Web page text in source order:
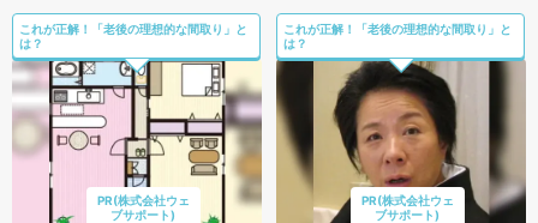
これが正解！「老後の理想的な間取り」と
は？
PR(株式会社ウェ
ブサポート)
これが正解！「老後の理想的な間取り」と
は？
PR(株式会社ウェ
ブサポート)